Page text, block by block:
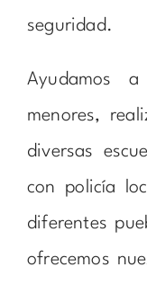
seguridad.
Ayudamos
menores,
diversas
con policía
diferentes
ofrecemos